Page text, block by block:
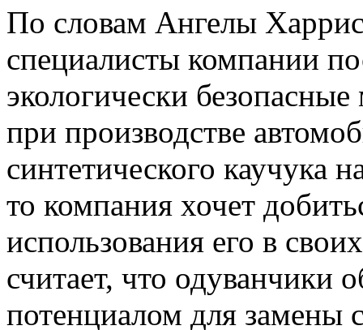
По словам Ангелы
специалисты компании
экологически
при производстве
синтетического каучука
то компания хочет
использования его в
считает, что одуванчики
потенциалом для замены